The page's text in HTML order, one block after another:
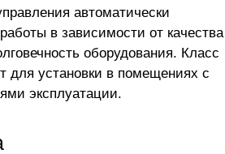
автоматически
в зависимости от качества
оборудования. Класс
для установки в помещениях с
эксплуатации.